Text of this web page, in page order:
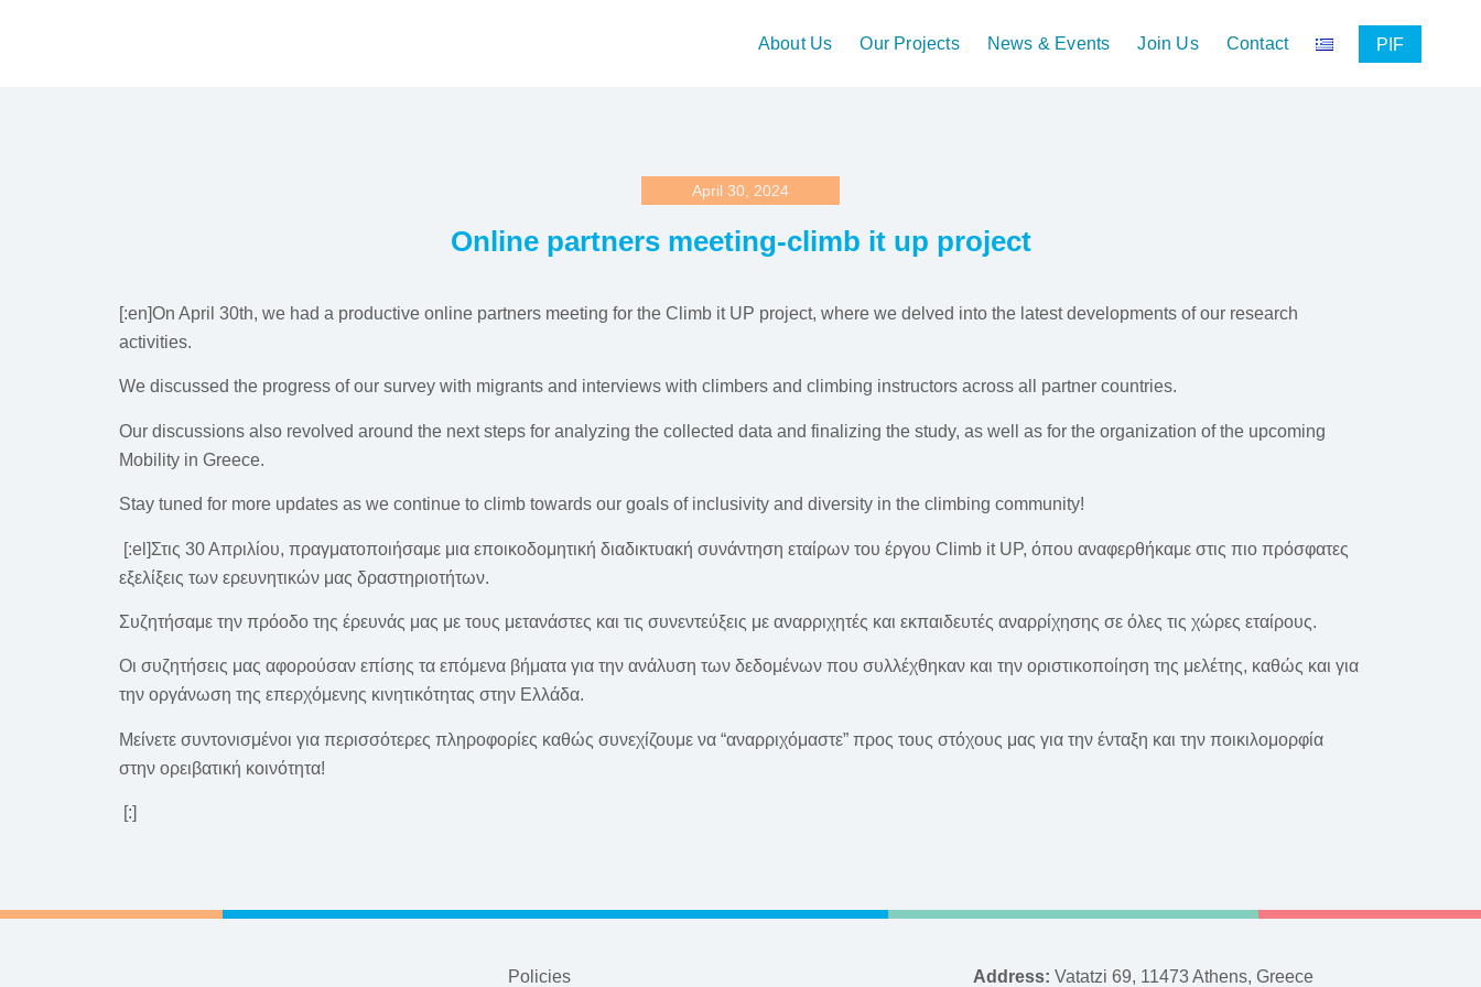
About Us Our Projects News & Events Join Us Contact PIF
April 30, 2024
Online partners meeting-climb it up project
[:en]On April 30th, we had a productive online partners meeting for the Climb it UP project, where we delved into the latest developments of our research
activities.
We discussed the progress of our survey with migrants and interviews with climbers and climbing instructors across all partner countries.
Our discussions also revolved around the next steps for analyzing the collected data and finalizing the study, as well as for the organization of the upcoming
Mobility in Greece.
Stay tuned for more updates as we continue to climb towards our goals of inclusivity and diversity in the climbing community!
[:el]Στις 30 Απριλίου, πραγματοποιήσαμε μια εποικοδομητική διαδικτυακή συνάντηση εταίρων του έργου Climb it UP, όπου αναφερθήκαμε στις πιο πρόσφατες
εξελίξεις των ερευνητικών μας δραστηριοτήτων.
Συζητήσαμε την πρόοδο της έρευνάς μας με τους μετανάστες και τις συνεντεύξεις με αναρριχητές και εκπαιδευτές αναρρίχησης σε όλες τις χώρες εταίρους.
Οι συζητήσεις μας αφορούσαν επίσης τα επόμενα βήματα για την ανάλυση των δεδομένων που συλλέχθηκαν και την οριστικοποίηση της μελέτης, καθώς και για
την οργάνωση της επερχόμενης κινητικότητας στην Ελλάδα.
Μείνετε συντονισμένοι για περισσότερες πληροφορίες καθώς συνεχίζουμε να “αναρριχόμαστε” προς τους στόχους μας για την ένταξη και την ποικιλομορφία
στην ορειβατική κοινότητα!
[:]
Policies Address: Vatatzi 69, 11473 Athens, Greece